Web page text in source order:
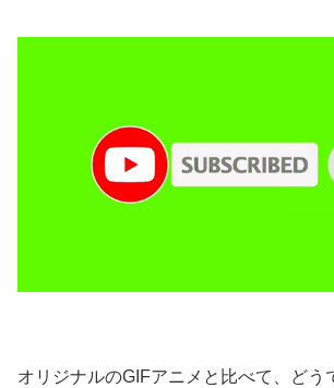
オリジナルのGIFアニメと比べて、どう